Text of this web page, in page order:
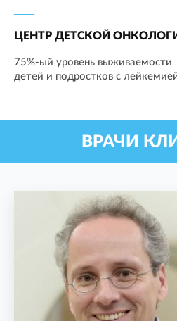
ЦЕНТР ДЕТСКОЙ
75%-ый уровень выживаемости
детей и подростков с
ВРАЧИ